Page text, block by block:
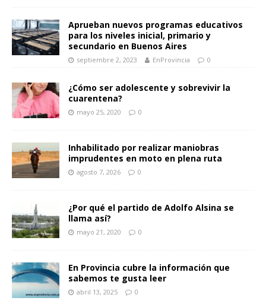
Aprueban nuevos programas educativos
para los niveles inicial, primario y
secundario en Buenos Aires
septiembre 2, 2023 EnProvincia 0
¿Cómo ser adolescente y sobrevivir la
cuarentena?
mayo 25, 2020 0
Inhabilitado por realizar maniobras
imprudentes en moto en plena ruta
agosto 7, 2026 0
¿Por qué el partido de Adolfo Alsina se
llama así?
mayo 21, 2020 0
En Provincia cubre la información que
sabemos te gusta leer
abril 13, 2025 0